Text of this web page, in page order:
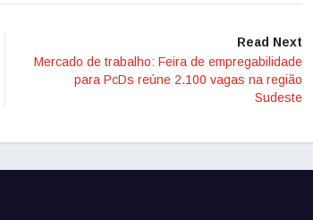
Read Next
Mercado de trabalho: Feira de empregabilidade
para PcDs reúne 2.100 vagas na região
Sudeste